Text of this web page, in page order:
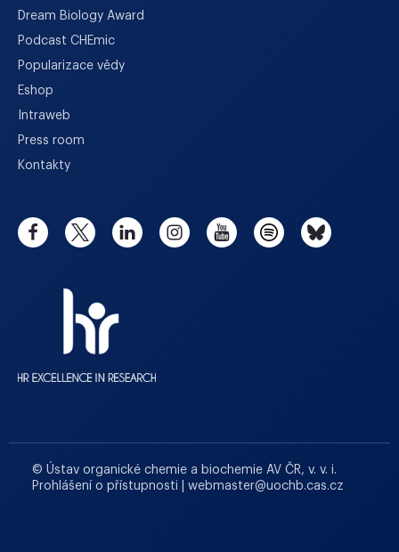
Dream Biology Award
Podcast CHEmic
Popularizace vědy
Eshop
Intraweb
Press room
Kontakty
© Ústav organické chemie a biochemie AV ČR, v. v. i.
Prohlášení o přístupnosti
webmaster@uochb.cas.cz